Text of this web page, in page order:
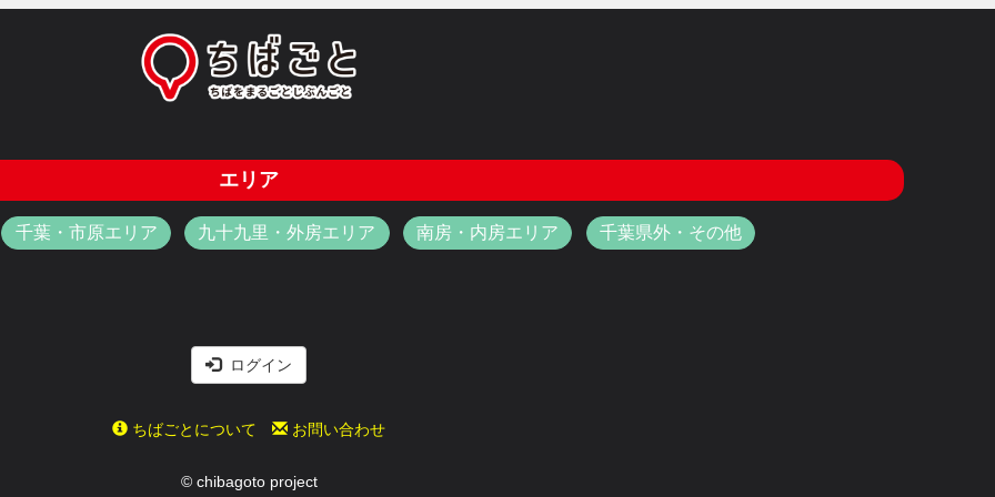
エリア
千葉・市原エリア 九十九里・外房エリア 南房・内房エリア 千葉県外・その他
ログイン
ちばごとについて お問い合わせ
© chibagoto project